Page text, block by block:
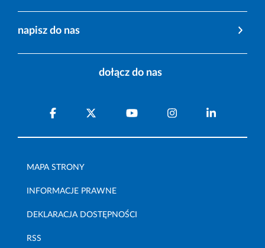
napisz do nas
dołącz do nas
MAPA STRONY
INFORMACJE PRAWNE
DEKLARACJA DOSTĘPNOŚCI
RSS